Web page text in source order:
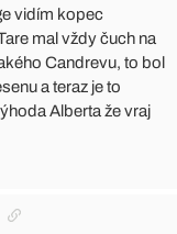
vidím kopec
mal vždy čuch na
Candrevu, to bol
a teraz je to
Alberta že vraj